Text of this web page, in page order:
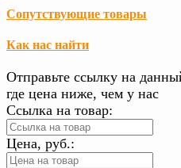
Сопутствующие товары
Как нас найти
Отправьте ссылку на
где цена ниже, чем у нас
Ссылка на товар:
Цена, руб.: